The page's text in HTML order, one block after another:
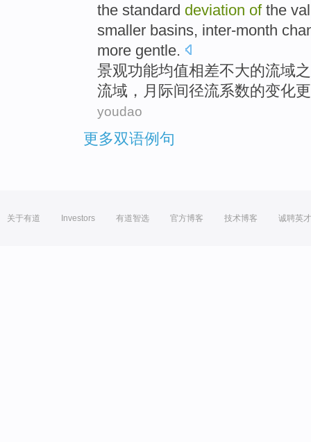
the standard deviation ofthe
smaller basins, inter-month
more gentle.
景观功能均值相差不大的流域
流域 ，月际间径流系数的变化
youdao
更多双语例句
关于有道 Investors 有道智选 官方博客 技术博客 诚聘英才